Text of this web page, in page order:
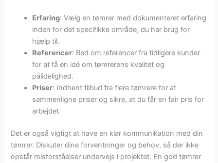
Erfaring: Vælg en tømrer med dokumenteret erfaring
inden for det specifikke område, du har brug for
hjælp til.
Referencer: Bed om referencer fra tidligere kunder
for at få en idé om tømrerens kvalitet og
pålidelighed.
Priser: Indhent tilbud fra flere tømrere for at
sammenligne priser og sikre, at du får en fair pris for
arbejdet.
Det er også vigtigt at have en klar kommunikation med din
tømrer. Diskuter dine forventninger og behov, så der ikke
opstår misforståelser undervejs i projektet. En god tømrer